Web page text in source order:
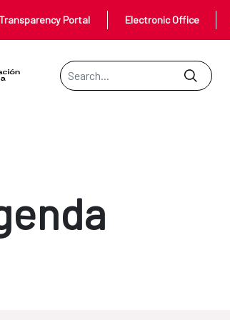
Transparency Portal Electronic Office
Search Bar